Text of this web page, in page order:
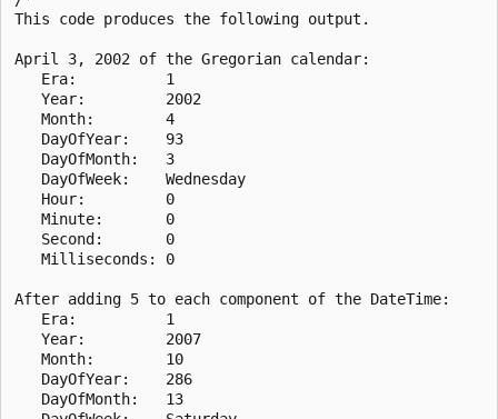
This code produces the following output.
April 3, 2002 of the Gregorian calendar:
   Era:          1
   Year:         2002
   Month:        4
   DayOfYear:    93
   DayOfMonth:   3
   DayOfWeek:    Wednesday
   Hour:         0
   Minute:       0
   Second:       0
   Milliseconds: 0
After adding 5 to each component of the DateTime:
   Era:          1
   Year:         2007
   Month:        10
   DayOfYear:    286
   DayOfMonth:   13